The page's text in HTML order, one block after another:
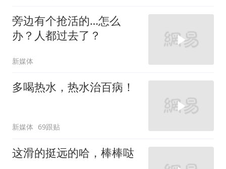
旁边有个抢活的…怎么
办？人都过去了？
新媒体
多喝热水，热水治百病！
新媒体 69跟贴
这滑的挺远的哈，棒棒哒